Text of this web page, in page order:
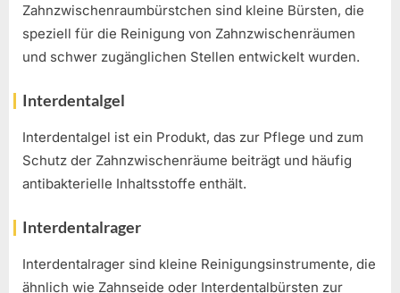
Zahnzwischenraumbürstchen sind kleine Bürsten, die
speziell für die Reinigung von Zahnzwischenräumen
und schwer zugänglichen Stellen entwickelt wurden.
Interdentalgel
Interdentalgel ist ein Produkt, das zur Pflege und zum
Schutz der Zahnzwischenräume beiträgt und häufig
antibakterielle Inhaltsstoffe enthält.
Interdentalrager
Interdentalrager sind kleine Reinigungsinstrumente, die
ähnlich wie Zahnseide oder Interdentalbürsten zur